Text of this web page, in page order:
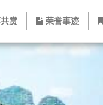
赏 荣誉事迹